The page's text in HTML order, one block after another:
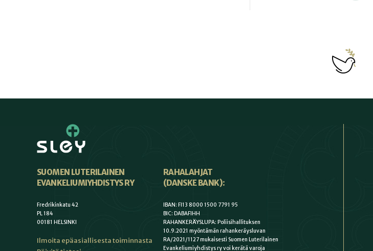
SUOMEN LUTERILAINEN
EVANKELIUMIYHDISTYS RY
Fredrikinkatu 42
PL 184
00181 HELSINKI
Ilmoita epäasiallisesta toiminnasta
RAHALAHJAT
(DANSKE BANK):
IBAN: FI13 8000 1500 7791 95
BIC: DABAFIHH
RAHANKERÄYSLUPA: Poliisihallituksen
10.9.2021 myöntämän rahankeräysluvan
RA/2021/1127 mukaisesti Suomen Luterilainen
Evankeliumiyhdistys ry voi kerätä varoja